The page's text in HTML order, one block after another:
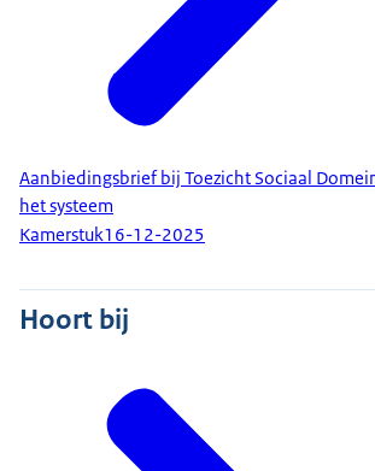
Aanbiedingsbrief bij Toezicht Sociaal
het systeem
Kamerstuk16-12-2025
Hoort bij